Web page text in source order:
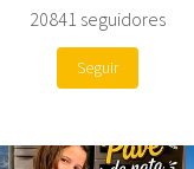
20841 seguidores
Seguir